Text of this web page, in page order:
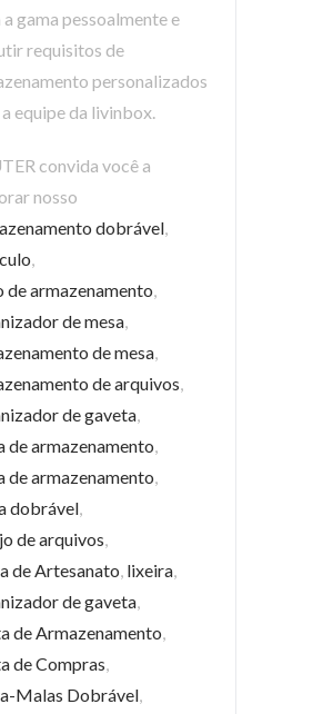
gama pessoalmente e
requisitos de
personalizados
equipe da livinbox.
convida você a
nosso
dobrável,
,
de armazenamento,
de mesa,
de mesa,
de arquivos,
de gaveta,
de armazenamento,
de armazenamento,
dobrável,
de arquivos,
de Artesanato, lixeira,
de gaveta,
de Armazenamento,
de Compras,
Malas Dobrável,